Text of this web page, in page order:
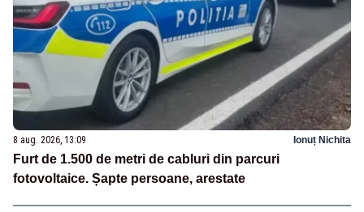
8 aug. 2026, 13:09 Ionuț Nichita
Furt de 1.500 de metri de cabluri din parcuri
fotovoltaice. Șapte persoane, arestate